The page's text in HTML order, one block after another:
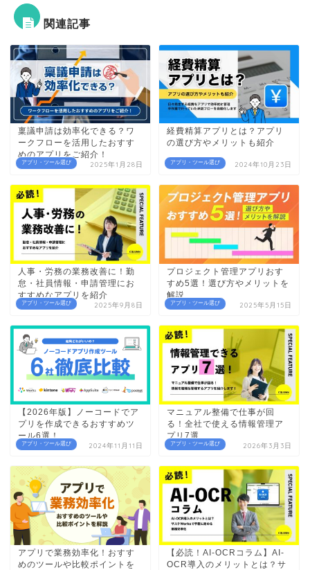
関連記事
アプリ・ツール選び
稟議申請は効率化できる？ワ
ークフローを活用したおすす
めのアプリをご紹介！
2025年1月28日 アプリ・ツール選び
経費精算アプリとは？アプリ
の選び方やメリットも紹介
2024年10月23日
アプリ・ツール選び
人事・労務の業務改善に！勤
怠・社員情報・申請管理にお
すすめなアプリを紹介
2025年9月8日 アプリ・ツール選び
プロジェクト管理アプリおす
すめ5選！選び方やメリットを
解説
2025年5月15日
アプリ・ツール選び
【2026年版】ノーコードでア
プリを作成できるおすすめツ
ール6選！
2024年11月11日 アプリ・ツール選び
マニュアル整備で仕事が回
る！全社で使える情報管理ア
プリ7選
2026年3月3日
アプリで業務効率化！おすす
めのツールや比較ポイントを
【必読！AI-OCRコラム】AI-
OCR導入のメリットとは？サ